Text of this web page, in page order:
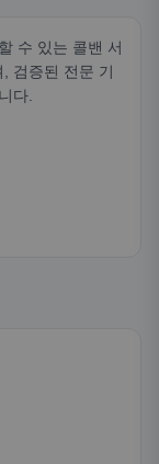
수 있는 콜밴 서
검증된 전문 기
다.